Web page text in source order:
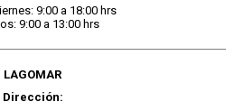
9:00 a 18:00 hrs
9:00 a 13:00 hrs
LAGOMAR
Dirección: